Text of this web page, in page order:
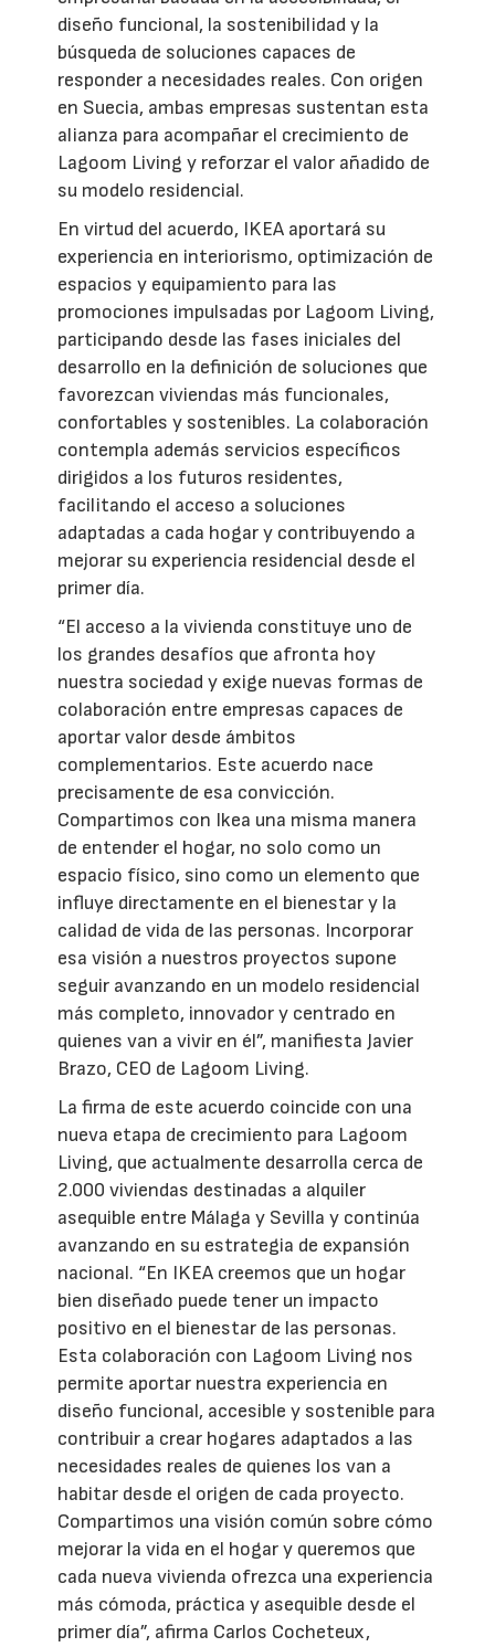
diseño funcional, la sostenibilidad y la
búsqueda de soluciones capaces de
responder a necesidades reales. Con origen
en Suecia, ambas empresas sustentan esta
alianza para acompañar el crecimiento de
Lagoom Living y reforzar el valor añadido de
su modelo residencial.
En virtud del acuerdo, IKEA aportará su
experiencia en interiorismo, optimización de
espacios y equipamiento para las
promociones impulsadas por Lagoom Living,
participando desde las fases iniciales del
desarrollo en la definición de soluciones que
favorezcan viviendas más funcionales,
confortables y sostenibles. La colaboración
contempla además servicios específicos
dirigidos a los futuros residentes,
facilitando el acceso a soluciones
adaptadas a cada hogar y contribuyendo a
mejorar su experiencia residencial desde el
primer día.
“El acceso a la vivienda constituye uno de
los grandes desafíos que afronta hoy
nuestra sociedad y exige nuevas formas de
colaboración entre empresas capaces de
aportar valor desde ámbitos
complementarios. Este acuerdo nace
precisamente de esa convicción.
Compartimos con Ikea una misma manera
de entender el hogar, no solo como un
espacio físico, sino como un elemento que
influye directamente en el bienestar y la
calidad de vida de las personas. Incorporar
esa visión a nuestros proyectos supone
seguir avanzando en un modelo residencial
más completo, innovador y centrado en
quienes van a vivir en él”, manifiesta Javier
Brazo, CEO de Lagoom Living.
La firma de este acuerdo coincide con una
nueva etapa de crecimiento para Lagoom
Living, que actualmente desarrolla cerca de
2.000 viviendas destinadas a alquiler
asequible entre Málaga y Sevilla y continúa
avanzando en su estrategia de expansión
nacional. “En IKEA creemos que un hogar
bien diseñado puede tener un impacto
positivo en el bienestar de las personas.
Esta colaboración con Lagoom Living nos
permite aportar nuestra experiencia en
diseño funcional, accesible y sostenible para
contribuir a crear hogares adaptados a las
necesidades reales de quienes los van a
habitar desde el origen de cada proyecto.
Compartimos una visión común sobre cómo
mejorar la vida en el hogar y queremos que
cada nueva vivienda ofrezca una experiencia
más cómoda, práctica y asequible desde el
primer día”, afirma Carlos Cocheteux,